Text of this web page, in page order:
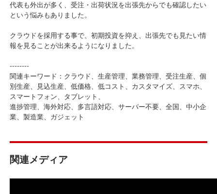
代表も外出が多く、受注・出荷状況を出張先からでも確認したい
という悩みもありました。
クラウドを採用する事で、初期投資を抑え、出張先でも見たい情
報を見ることが出来るようになりました。
--------
関連キーワード：クラウド、生産管理、業務管理、受注生産、個
別生産、見込生産、低価格、低コスト、カスタマイズ、スマホ、
スマートフォン、タブレット、
進捗管理、海外対応、多言語対応、サーバー不要、全国、中小企
業、製造業、ガジェット
関連メディア